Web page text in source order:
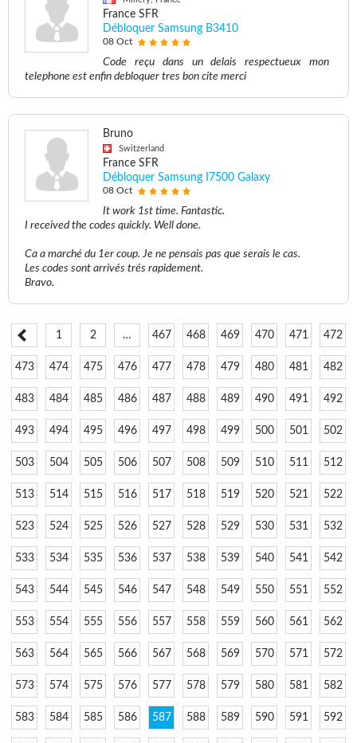
France SFR
Débloquer Samsung B3410
08 Oct
Code reçu dans un delais respectueux mon
telephone est enfin debloquer tres bon cite merci
Bruno
Switzerland
France SFR
Débloquer Samsung I7500 Galaxy
08 Oct
It work 1st time. Fantastic.
I received the codes quickly. Well done.
Ca a marché du 1er coup. Je ne pensais pas que serais le cas.
Les codes sont arrivés trés rapidement.
Bravo.
1 2 … 467 468 469 470 471 472
473 474 475 476 477 478 479 480 481 482
483 484 485 486 487 488 489 490 491 492
493 494 495 496 497 498 499 500 501 502
503 504 505 506 507 508 509 510 511 512
513 514 515 516 517 518 519 520 521 522
523 524 525 526 527 528 529 530 531 532
533 534 535 536 537 538 539 540 541 542
543 544 545 546 547 548 549 550 551 552
553 554 555 556 557 558 559 560 561 562
563 564 565 566 567 568 569 570 571 572
573 574 575 576 577 578 579 580 581 582
583 584 585 586 587 588 589 590 591 592